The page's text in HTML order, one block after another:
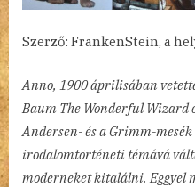
Szerző: FrankenStein, a
Anno, 1900 áprilisában
Baum The Wonderful Wizard
Andersen- és a Grimm-
irodalomtörténeti témává
moderneket kitalálni. Eggyel